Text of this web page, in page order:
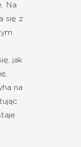
Na
się z
jak
na